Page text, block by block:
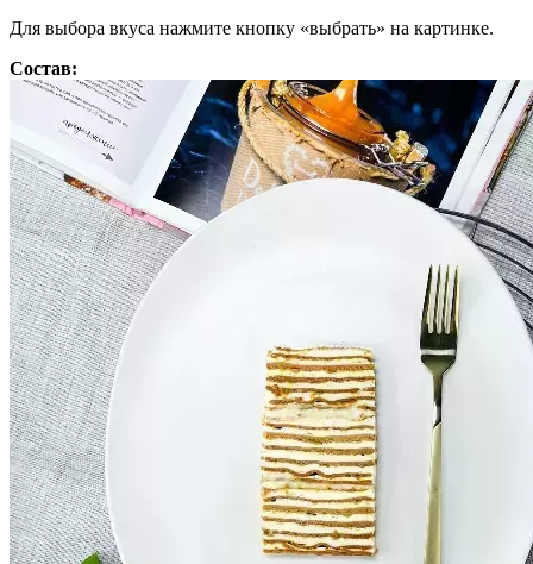
Для выбора вкуса нажмите кнопку «выбрать» на картинке.
Состав: